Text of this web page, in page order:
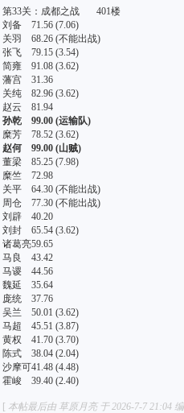
第33关：成都之战 401楼
刘备 71.56 (7.06)
关羽 68.26 (不能出战)
张飞 79.15 (3.54)
简雍 91.08 (3.62)
藩宫 31.36
关纯 82.96 (3.62)
赵云 81.94
孙乾 99.00 (运输队)
糜芳 78.52 (3.62)
赵何 99.00 (山贼)
董梁 85.25 (7.98)
糜竺 72.98
关平 64.30 (不能出战)
周仓 77.30 (不能出战)
刘辟 40.20
刘封 65.54 (3.62)
诸葛亮59.65
马良 43.42
马谡 44.56
魏延 35.64
庞统 37.76
吴兰 50.01 (3.62)
马超 45.51 (3.87)
黄权 41.70 (3.70)
陈式 38.04 (2.04)
沙摩可41.48 (4.48)
霍峻 39.40 (2.40)
[ 本帖最后由 草原月亮 于 2026-7-7 21:04